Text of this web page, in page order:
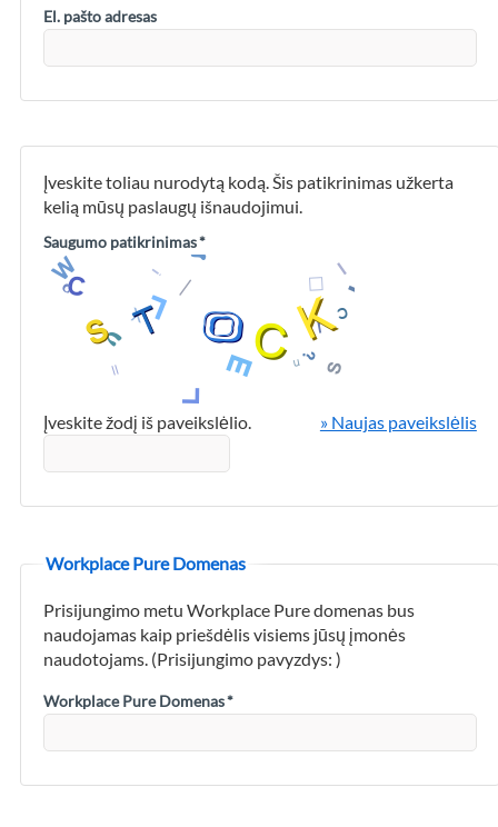
El. pašto adresas
Įveskite toliau nurodytą kodą. Šis patikrinimas užkerta
kelią mūsų paslaugų išnaudojimui.
Saugumo patikrinimas*
Įveskite žodį iš paveikslėlio. » Naujas paveikslėlis
Workplace Pure Domenas
Prisijungimo metu Workplace Pure domenas bus
naudojamas kaip priešdėlis visiems jūsų įmonės
naudotojams. (Prisijungimo pavyzdys:)
Workplace Pure Domenas*